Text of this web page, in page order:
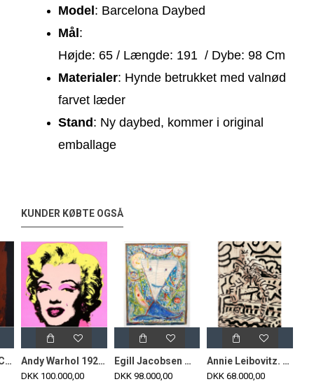
Model: Barcelona Daybed
Mål
Højde: 65 / Længde: 191  / Dybe: 98 Cm
Materialer: Hynde betrukket med valnød
farvet læder
Stand: Ny daybed, kommer i original
emballage
KUNDER KØBTE OGSÅ
Andy Warhol, HC Andersen Suiten, "Møllemand", cd Andy Warhol 1928-1987 10 stk cd Marilyn Monroe Litografi
DKK 100.000,00
Egill Jacobsen Maskekomposition, olie på karton, sign, 73x55, cd
DKK 98.000,00
Annie Leibovitz. SUMO, Taschen 2014. Collector's edition. Sign. Annie Leibovitz. Nr. 2249/10.000.
DKK 68.000,00